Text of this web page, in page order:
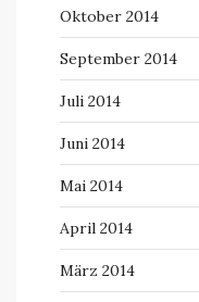
Oktober 2014
September 2014
Juli 2014
Juni 2014
Mai 2014
April 2014
März 2014